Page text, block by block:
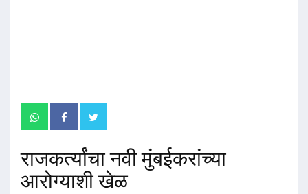
राजकर्त्यांचा नवी मुंबईकरांच्या
आरोग्याशी खेळ